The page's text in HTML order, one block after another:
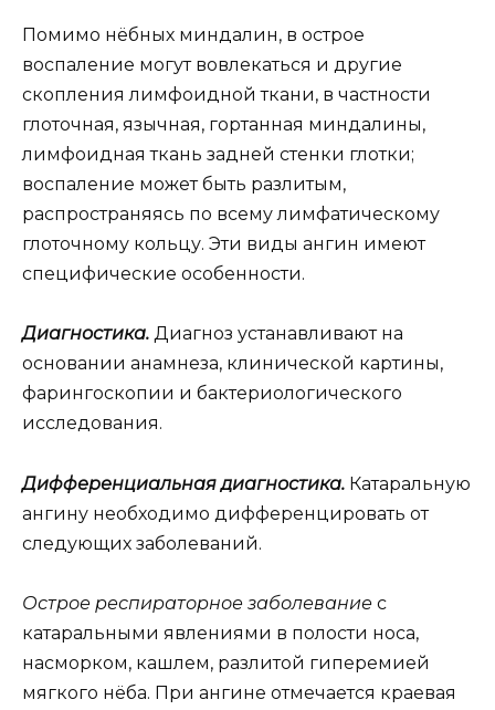
Помимо нёбных миндалин, в острое
воспаление могут вовлекаться и другие
скопления лимфоидной ткани, в частности
глоточная, язычная, гортанная миндалины,
лимфоидная ткань задней стенки глотки;
воспаление может быть разлитым,
распространяясь по всему лимфатическому
глоточному кольцу. Эти виды ангин имеют
специфические особенности.
Диагностика. Диагноз устанавливают на
основании анамнеза, клинической картины,
фарингоскопии и бактериологического
исследования.
Дифференциальная диагностика. Катаральную
ангину необходимо дифференцировать от
следующих заболеваний.
Острое респираторное заболевание с
катаральными явлениями в полости носа,
насморком, кашлем, разлитой гиперемией
мягкого нёба. При ангине отмечается краевая